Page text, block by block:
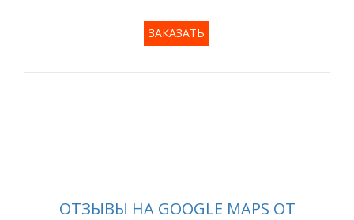
ЗАКАЗАТЬ
ОТЗЫВЫ НА GOOGLE MAPS ОТ